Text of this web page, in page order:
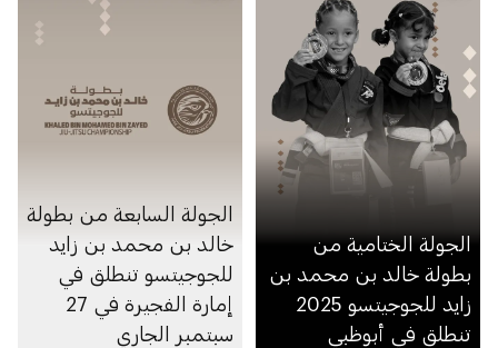
الجولة الختامية من
بطولة خالد بن محمد بن
زايد للجوجيتسو 2025
تنطلق في أبوظبي
الجولة السابعة من بطولة
خالد بن محمد بن زايد
للجوجيتسو تنطلق في
إمارة الفجيرة في 27
سبتمبر الجاري